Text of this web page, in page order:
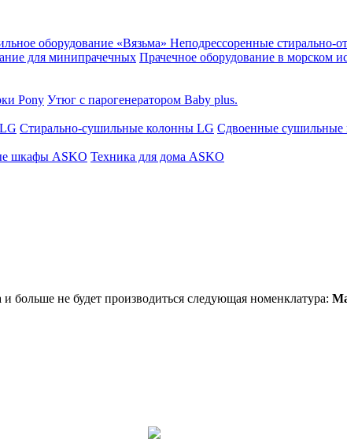
оборудование «Вязьма» Неподрессоренные
для минипрачечных Прачечное оборудование в морском
Pony Утюг с парогенератором Baby plus.
Стирально-сушильные колонны LG Сдвоенные
шкафы ASKO Техника для дома ASKO
больше не будет производиться следующая номенклатура: